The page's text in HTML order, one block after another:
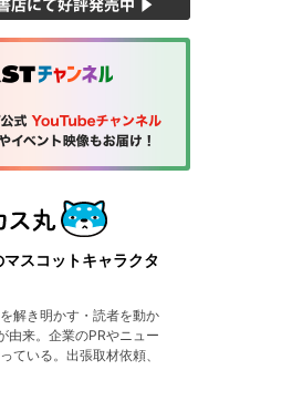
スコットキャラクタ
解き明かす・読者を動か
由来。企業のPRやニュー
ている。出張取材依頼、